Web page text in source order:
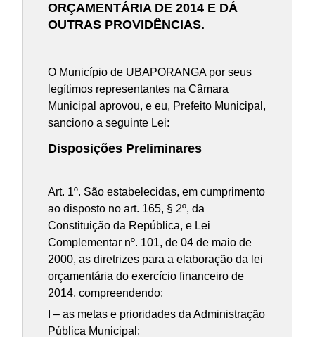
ORÇAMENTÁRIA DE 2014 E DÁ
OUTRAS PROVIDÊNCIAS.
O Município de UBAPORANGA por seus
legítimos representantes na Câmara
Municipal aprovou, e eu, Prefeito Municipal,
sanciono a seguinte Lei:
Disposições Preliminares
Art. 1º. São estabelecidas, em cumprimento
ao disposto no art. 165, § 2º, da
Constituição da República, e Lei
Complementar nº. 101, de 04 de maio de
2000, as diretrizes para a elaboração da lei
orçamentária do exercício financeiro de
2014, compreendendo:
I – as metas e prioridades da Administração
Pública Municipal;